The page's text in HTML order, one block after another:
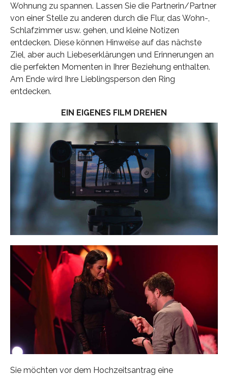
Wohnung zu spannen. Lassen Sie die Partnerin/Partner
von einer Stelle zu anderen durch die Flur, das Wohn-,
Schlafzimmer usw. gehen, und kleine Notizen
entdecken. Diese können Hinweise auf das nächste
Ziel, aber auch Liebeserklärungen und Erinnerungen an
die perfekten Momenten in Ihrer Beziehung enthalten.
Am Ende wird Ihre Lieblingsperson den Ring
entdecken.
EIN EIGENES FILM DREHEN
Sie möchten vor dem Hochzeitsantrag eine